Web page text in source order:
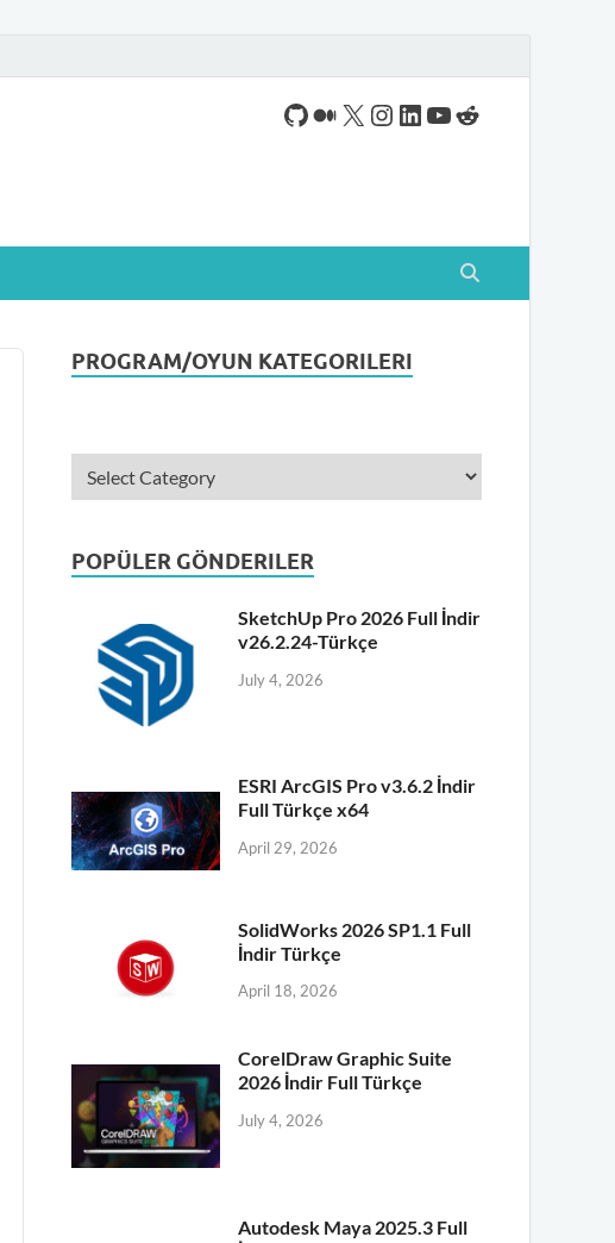
PROGRAM/OYUN KATEGORILERI
POPÜLER GÖNDERILER
SketchUp Pro 2026 Full İndir
v26.2.24-Türkçe
July 4, 2026
ESRI ArcGIS Pro v3.6.2 İndir
Full Türkçe x64
April 29, 2026
SolidWorks 2026 SP1.1 Full
İndir Türkçe
April 18, 2026
CorelDraw Graphic Suite
2026 İndir Full Türkçe
July 4, 2026
Autodesk Maya 2025.3 Full